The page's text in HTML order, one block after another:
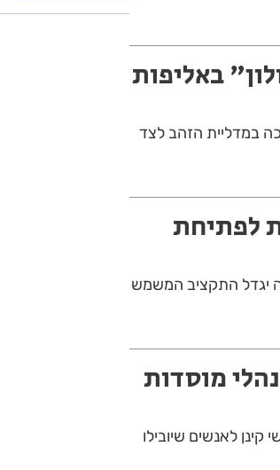
באליפות
במדליית הזהב לצד
לפתיחת
יגדל התקציב המשמש
מוסדות
לאנשים שיובילו